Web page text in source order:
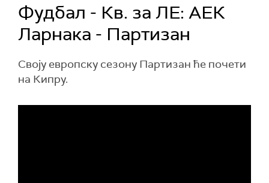
Фудбал - Кв. за ЛЕ: АЕК
Ларнака - Партизан
Своју европску сезону Партизан ће почети
на Кипру.